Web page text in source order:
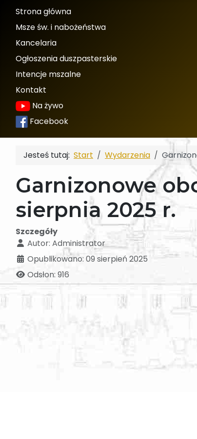
Strona główna
Msze św. i nabożeństwa
Kancelaria
Ogłoszenia duszpasterskie
Intencje mszalne
Kontakt
Na żywo
Facebook
Jesteś tutaj: Start Wydarzenia
Garnizonowe
sierpnia 2025 r.
Szczegóły
Autor: Administrator
Opublikowano: 09 sierpień 2025
Odsłon: 916